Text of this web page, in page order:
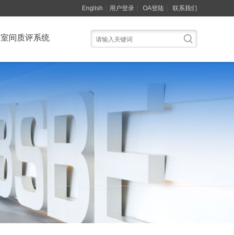
English 用户登录 OA登陆 联系我们
室间质评系统